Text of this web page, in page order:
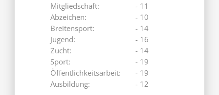
Mitgliedschaft:
Abzeichen:
Breitensport:
Jugend:
Zucht:
Sport:
Öffentlichkeitsarbeit:
Ausbildung:
- 11
- 10
- 14
- 16
- 14
- 19
- 19
- 12